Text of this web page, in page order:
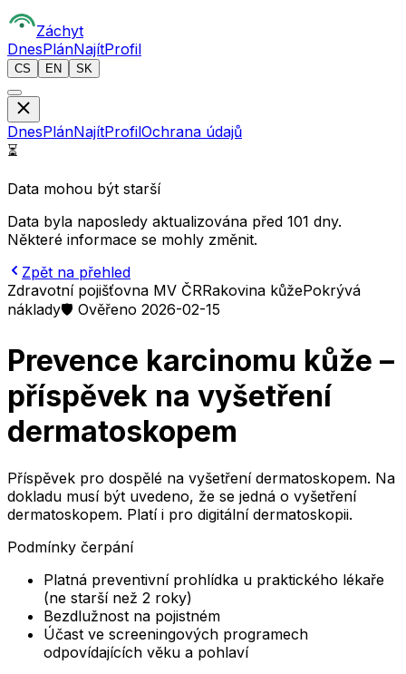
Záchyt
DnesPlánNajítProfil
CS EN SK
DnesPlánNajítProfilOchrana údajů
⏳
Data mohou být starší
Data byla naposledy aktualizována před 101 dny.
Některé informace se mohly změnit.
Zpět na přehled
Zdravotní pojišťovna MV ČRRakovina kůžePokrývá
náklady🛡️ Ověřeno 2026-02-15
Prevence karcinomu kůže –
příspěvek na vyšetření
dermatoskopem
Příspěvek pro dospělé na vyšetření dermatoskopem. Na
dokladu musí být uvedeno, že se jedná o vyšetření
dermatoskopem. Platí i pro digitální dermatoskopii.
Podmínky čerpání
Platná preventivní prohlídka u praktického lékaře
(ne starší než 2 roky)
Bezdlužnost na pojistném
Účast ve screeningových programech
odpovídajících věku a pohlaví